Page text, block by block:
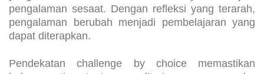
pengalaman sesaat. Dengan refleksi yang terarah,
pengalaman berubah menjadi pembelajaran yang
dapat diterapkan.
Pendekatan challenge by choice memastikan